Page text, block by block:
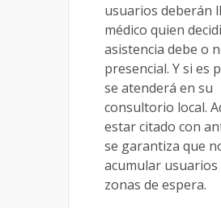
usuarios deberán
médico quien
asistencia debe o
presencial. Y si es
se atenderá en su
consultorio local.
estar citado con
se garantiza que
acumular usuarios
zonas de espera.